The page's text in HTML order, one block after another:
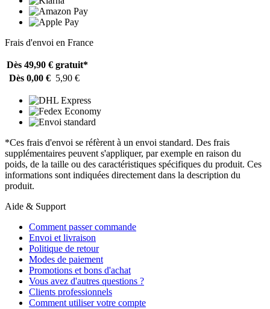
Frais d'envoi en France
Dès 49,90 € gratuit*
Dès 0,00 € 5,90 €
*Ces frais d'envoi se réfèrent à un envoi standard. Des frais
supplémentaires peuvent s'appliquer, par exemple en raison du
poids, de la taille ou des caractéristiques spécifiques du produit. Ces
informations sont indiquées directement dans la description du
produit.
Aide & Support
Comment passer commande
Envoi et livraison
Politique de retour
Modes de paiement
Promotions et bons d'achat
Vous avez d'autres questions ?
Clients professionnels
Comment utiliser votre compte